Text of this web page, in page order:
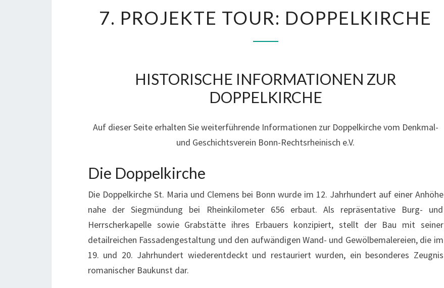
.
J
E
T
E
R
D
O
P
7. PROJEKTE TOUR: DOPPELKIRCHE
HISTORISCHE INFORMATIONEN ZUR
DOPPELKIRCHE
Auf dieser Seite erhalten Sie weiterführende Informationen zur Doppelkirche vom Denkmal-
und Geschichtsverein Bonn-Rechtsrheinisch e.V.
Die Doppelkirche
Die Doppelkirche St. Maria und Clemens bei Bonn wurde im 12. Jahrhundert auf einer Anhöhe
nahe der Siegmündung bei Rheinkilometer 656 erbaut. Als repräsentative Burg- und
Herrscherkapelle sowie Grabstätte ihres Erbauers konzipiert, stellt der Bau mit seiner
detailreichen Fassadengestaltung und den aufwändigen Wand- und Gewölbemalereien, die im
19. und 20. Jahrhundert wiederentdeckt und restauriert wurden, ein besonderes Zeugnis
romanischer Baukunst dar.